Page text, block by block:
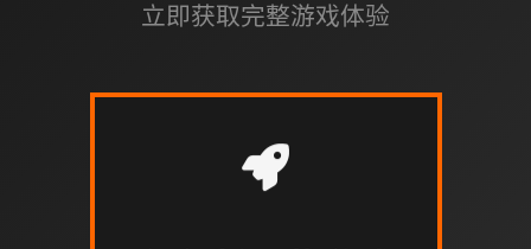
立即获取完整游戏体验